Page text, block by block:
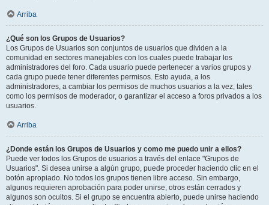
Arriba
¿Qué son los Grupos de Usuarios?
Los Grupos de Usuarios son conjuntos de usuarios que dividen a la
comunidad en sectores manejables con los cuales puede trabajar los
administradores del foro. Cada usuario puede pertenecer a varios grupos y
cada grupo puede tener diferentes permisos. Esto ayuda, a los
administradores, a cambiar los permisos de muchos usuarios a la vez, tales
como los permisos de moderador, o garantizar el acceso a foros privados a los
usuarios.
Arriba
¿Donde están los Grupos de Usuarios y como me puedo unir a ellos?
Puede ver todos los Grupos de usuarios a través del enlace "Grupos de
Usuarios". Si desea unirse a algún grupo, puede proceder haciendo clic en el
botón apropiado. No todos los grupos tienen libre acceso. Sin embargo,
algunos requieren aprobación para poder unirse, otros están cerrados y
algunos son ocultos. Si el grupo se encuentra abierto, puede unirse haciendo